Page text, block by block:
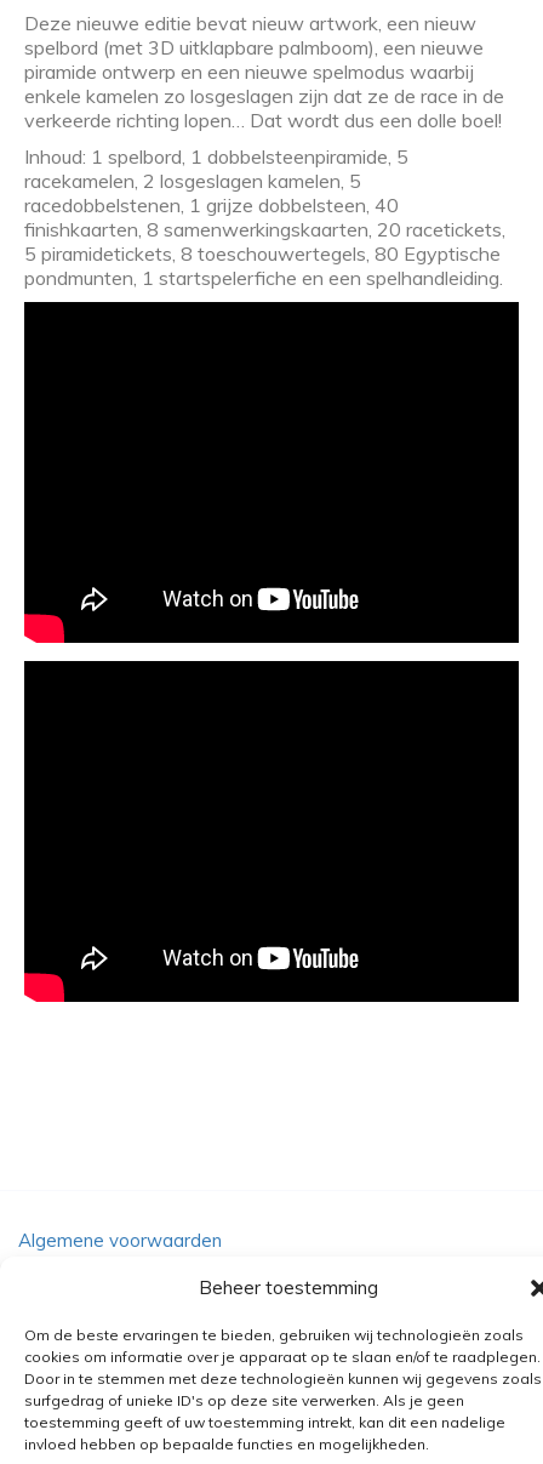
Beheer toestemming
Om de beste ervaringen te bieden, gebruiken wij technologieën zoals
cookies om informatie over je apparaat op te slaan en/of te raadplegen.
Door in te stemmen met deze technologieën kunnen wij gegevens zoals
surfgedrag of unieke ID's op deze site verwerken. Als je geen
toestemming geeft of uw toestemming intrekt, kan dit een nadelige
invloed hebben op bepaalde functies en mogelijkheden.
Deze nieuwe editie bevat nieuw artwork, een nieuw
spelbord (met 3D uitklapbare palmboom), een nieuwe
piramide ontwerp en een nieuwe spelmodus waarbij
enkele kamelen zo losgeslagen zijn dat ze de race in de
verkeerde richting lopen… Dat wordt dus een dolle boel!
Inhoud: 1 spelbord, 1 dobbelsteenpiramide, 5
racekamelen, 2 losgeslagen kamelen, 5
racedobbelstenen, 1 grijze dobbelsteen, 40
finishkaarten, 8 samenwerkingskaarten, 20 racetickets,
5 piramidetickets, 8 toeschouwertegels, 80 Egyptische
pondmunten, 1 startspelerfiche en een spelhandleiding.
Algemene voorwaarden
BE 0682.845.059
© 2026The Playground